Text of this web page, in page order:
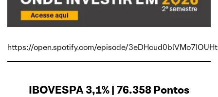
https://open.spotify.com/episode/
IBOVESPA 3,1% | 76.358 Pontos